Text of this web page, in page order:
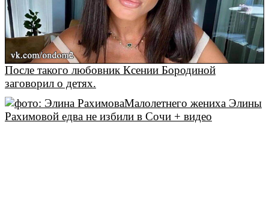
После такого любовник Ксении Бородиной
заговорил о детях.
Малолетнего жениха Элины
Рахимовой едва не избили в Сочи + видео